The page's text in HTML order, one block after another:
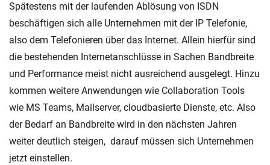
Spätestens mit der laufenden Ablösung von ISDN
beschäftigen sich alle Unternehmen mit der IP Telefonie,
also dem Telefonieren über das Internet. Allein hierfür sind
die bestehenden Internetanschlüsse in Sachen Bandbreite
und Performance meist nicht ausreichend ausgelegt. Hinzu
kommen weitere Anwendungen wie Collaboration Tools
wie MS Teams, Mailserver, cloudbasierte Dienste, etc. Also
der Bedarf an Bandbreite wird in den nächsten Jahren
weiter deutlich steigen, darauf müssen sich Unternehmen
jetzt einstellen.